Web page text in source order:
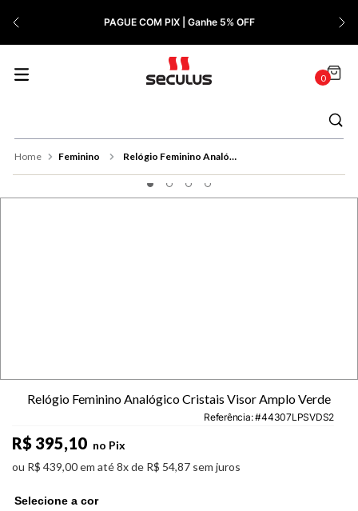
PAGUE COM PIX | Ganhe 5% OFF
0
Feminino Relógio Feminino Analógico Cristais Visor Amplo Verde
Relógio Feminino Analógico Cristais Visor Amplo Verde
Referência: 44307LPSVDS2
R$ 395,10 no Pix
ou R$ 439,00em até8x de R$ 54,87 sem juros
9º